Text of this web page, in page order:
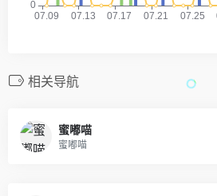
相关导航
蜜嘟喵
蜜嘟喵